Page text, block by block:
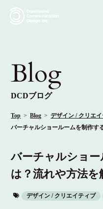
Blog
DCDブログ
Top Blog
デザイン / クリエ
バーチャルショールームを制作す
バーチャルショ
は？流れや方法を
デザイン / クリエイティブ